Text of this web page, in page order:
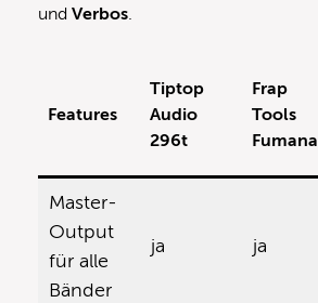
und Verbos.
Features
Tiptop
Audio
296t
Frap
Tools
Fumana
Master-
Output
für alle
Bänder
ja ja